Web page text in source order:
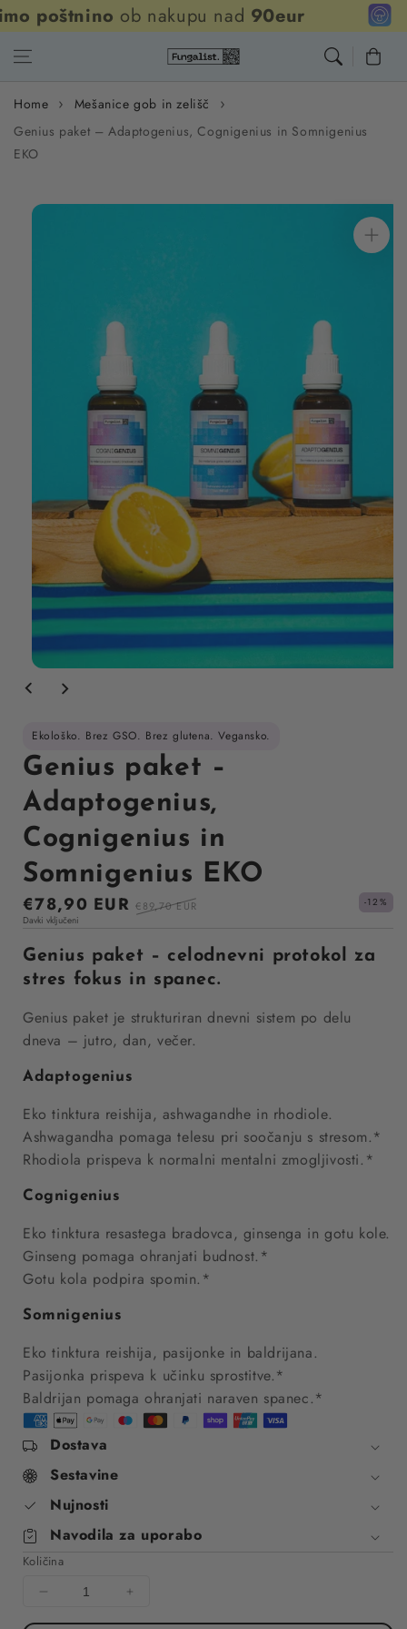
Skip to contentob nakupu nad90eur
Cart
Home
Mešanice gob in zelišč
Genius paket – Adaptogenius, Cognigenius in Somnigenius
EKO
product
media
modal
Ekološko. Brez GSO. Brez glutena. Vegansko.
Genius paket –
Adaptogenius,
Cognigenius in
Somnigenius EKO
Sale
price
€78,90 EUR Regular
€89,70 EUR
-12%
Davki vključeni
Genius paket – celodnevni protokol za
stres fokus in spanec.
Genius paket je strukturiran dnevni sistem po delu
dneva – jutro, dan, večer.
Adaptogenius
Eko tinktura reishija, ashwagandhe in rhodiole.
Ashwagandha pomaga telesu pri soočanju s stresom.*
Rhodiola prispeva k normalni mentalni zmogljivosti.*
Cognigenius
Eko tinktura resastega bradovca, ginsenga in gotu kole.
Ginseng pomaga ohranjati budnost.*
Gotu kola podpira spomin.*
Somnigenius
Eko tinktura reishija, pasijonke in baldrijana.
Pasijonka prispeva k učinku sprostitve.*
Baldrijan pomaga ohranjati naraven spanec.*
Dostava
Sestavine
Nujnosti
Navodila za uporabo
Količina
Decrease
quantity
quantity